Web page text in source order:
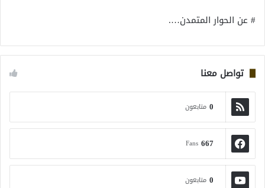
# عن الحوار المتمدن….
تواصل معنا
0 متابعون
667
Fans
0 متابعون